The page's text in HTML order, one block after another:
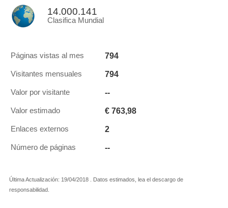
14.000.141
Clasifica Mundial
Páginas vistas al mes 794
Visitantes mensuales 794
Valor por visitante --
Valor estimado € 763,98
Enlaces externos 2
Número de páginas --
Última Actualización: 19/04/2018 . Datos estimados, lea el descargo de
responsabilidad.